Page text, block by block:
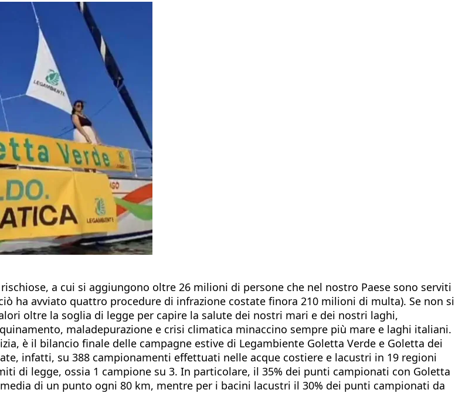
a cui si aggiungono oltre 26 milioni di persone che nel nostro Paese sono serviti
ha avviato quattro procedure di infrazione costate finora 210 milioni di multa). Se non si
oltre la soglia di legge per capire la salute dei nostri mari e dei nostri laghi,
maladepurazione e crisi climatica minaccino sempre più mare e laghi italiani.
è il bilancio finale delle campagne estive di Legambiente Goletta Verde e Goletta dei
infatti, su 388 campionamenti effettuati nelle acque costiere e lacustri in 19 regioni
di legge, ossia 1 campione su 3. In particolare, il 35% dei punti campionati con Goletta
di un punto ogni 80 km, mentre per i bacini lacustri il 30% dei punti campionati da